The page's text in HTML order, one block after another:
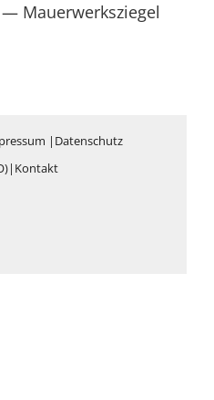
Mauerwerksziegel
| Datenschutz
| Kontakt